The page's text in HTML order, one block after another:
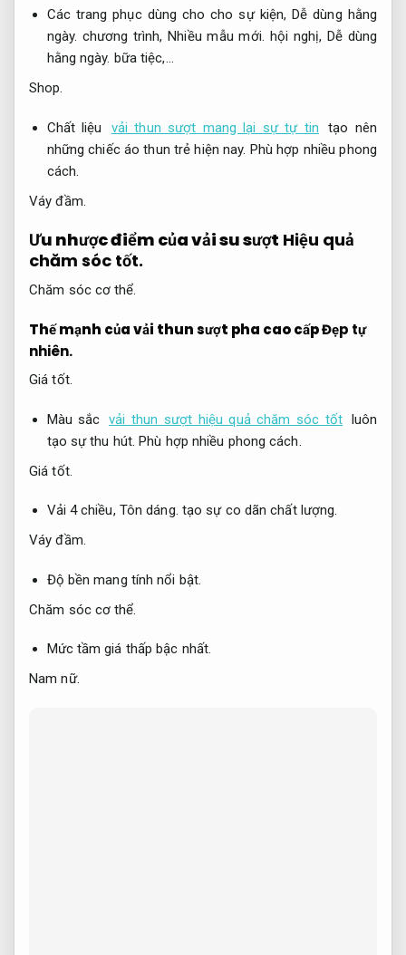
Các trang phục dùng cho cho sự kiện,Dễ dùng hằng
ngày. chương trình,Nhiều mẫu mới. hội nghị, Dễ dùng
hằng ngày. bữa tiệc,…
Shop.
Chất liệu vải thun sượt mang lại sự tự tin
tạo nên
những chiếc áo thun trẻ hiện nay. Phù hợp nhiều phong
cách.
Váy đầm.
Ưu nhược điểm của vải su sượt Hiệu quả
chăm sóc tốt.
Chăm sóc cơ thể.
Thế mạnh của vải thun sượt pha cao cấpĐẹp tự
nhiên.
Giá tốt.
Màu sắc vải thun sượt hiệu quả chăm sóc tốt luôn
tạo sự thu hút.Phù hợp nhiều phong cách.
Giá tốt.
Vải 4 chiều, Tôn dáng. tạo sự co dãn chất lượng.
Váy đầm.
Độ bền mang tính nổi bật.
Chăm sóc cơ thể.
Mức tầm giá thấp bậc nhất.
Nam nữ.